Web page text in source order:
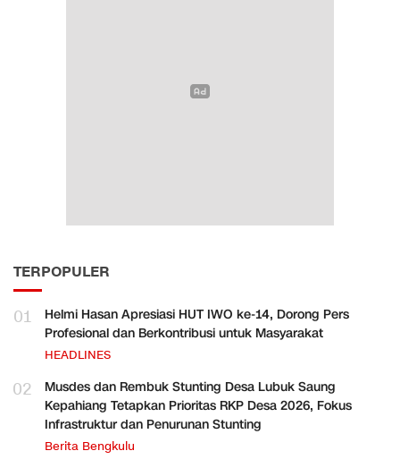
TERPOPULER
01
Helmi Hasan Apresiasi HUT IWO ke-14, Dorong Pers
Profesional dan Berkontribusi untuk Masyarakat
HEADLINES
02
Musdes dan Rembuk Stunting Desa Lubuk Saung
Kepahiang Tetapkan Prioritas RKP Desa 2026, Fokus
Infrastruktur dan Penurunan Stunting
Berita Bengkulu